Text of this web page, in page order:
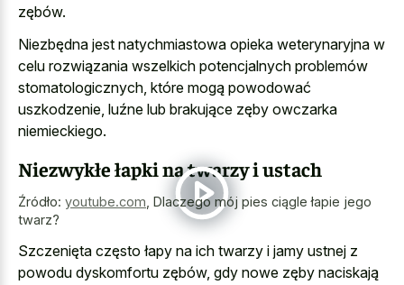
zębów.
Niezbędna jest natychmiastowa opieka weterynaryjna w
celu rozwiązania wszelkich potencjalnych problemów
stomatologicznych, które mogą powodować
uszkodzenie, luźne lub brakujące zęby owczarka
niemieckiego.
Niezwykłe łapki na twarzy i ustach
Źródło: youtube.com Dlaczego mój pies ciągle łapie jego
twarz?
Szczenięta często łapy na ich twarzy i jamy ustnej z
powodu dyskomfortu zębów, gdy nowe zęby naciskają